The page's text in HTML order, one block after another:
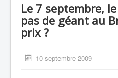
Aviation Militaire
Europespace
Le 7 septembre,
pas de géant au
prix ?
10 septembre 2009